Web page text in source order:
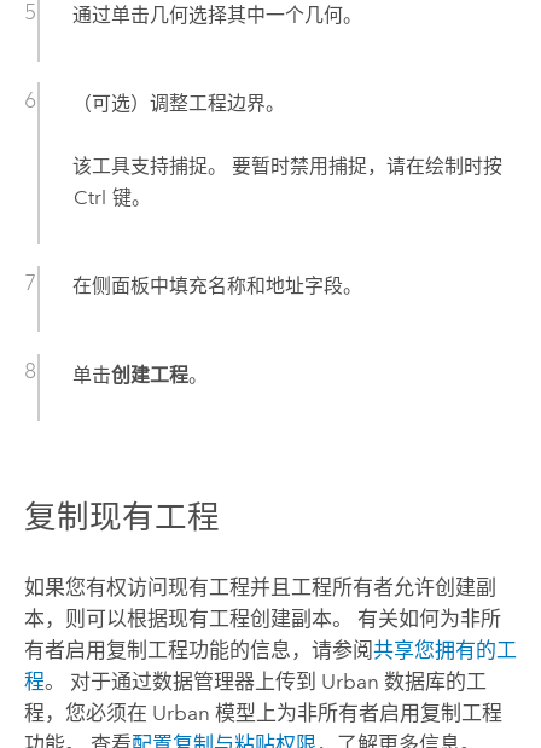
通过单击几何选择其中一个几何。
（可选）调整工程边界。
该工具支持捕捉。 要暂时禁用捕捉，请在绘制时按
Ctrl 键。
在侧面板中填充名称和地址字段。
单击创建工程。
复制现有工程
如果您有权访问现有工程并且工程所有者允许创建副
本，则可以根据现有工程创建副本。 有关如何为非所
有者启用复制工程功能的信息，请参阅共享您拥有的工
程。 对于通过数据管理器上传到 Urban 数据库的工
程，您必须在 Urban 模型上为非所有者启用复制工程